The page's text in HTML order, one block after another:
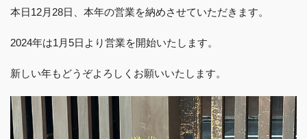
本日12月28日、本年の営業を納めさせていただきます。
2024年は1月5日より営業を開始いたします。
新しい年もどうぞよろしくお願いいたします。